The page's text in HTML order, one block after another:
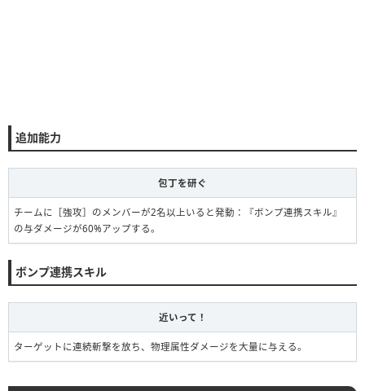
追加能力
包丁を研ぐ
チームに［強攻］のメンバーが2名以上いると発動：『ボンプ連携スキル』
の与ダメージが60%アップする。
ボンプ連携スキル
近いって！
ターゲットに連続斬撃を放ち、物理属性ダメージを大量に与える。